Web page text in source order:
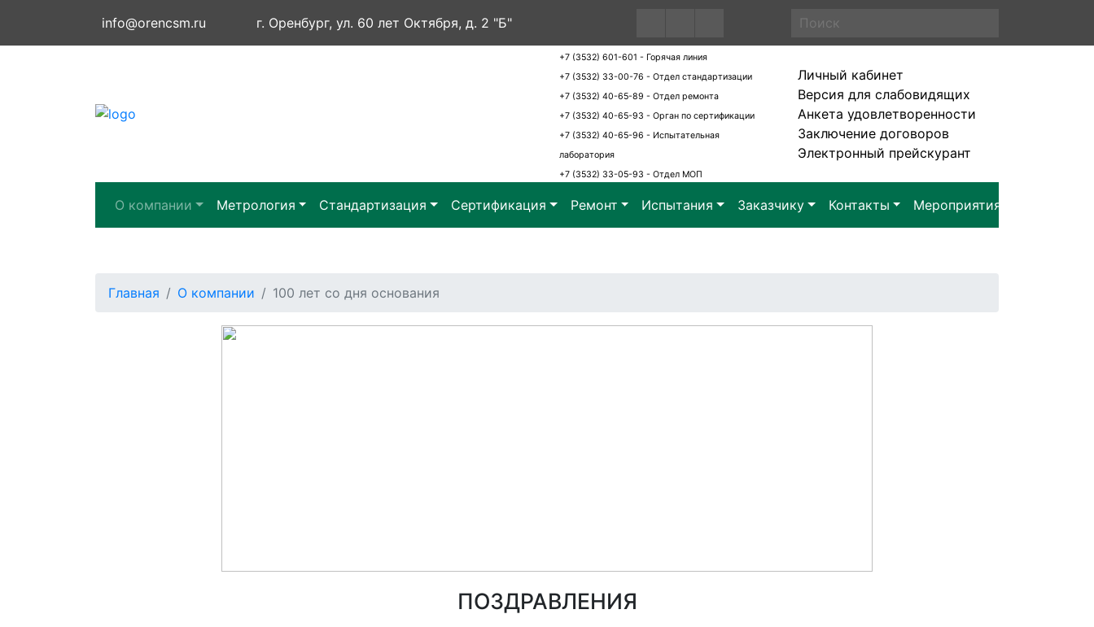
info@orencsm.ru г. Оренбург, ул. 60 лет Октября, д. 2 "Б"
+7 (3532) 601-601 - Горячая линия
+7 (3532) 33-00-76 - Отдел стандартизации
+7 (3532) 40-65-89 - Отдел ремонта
+7 (3532) 40-65-93 - Орган по сертификации
+7 (3532) 40-65-96 - Испытательная
лаборатория
+7 (3532) 33-05-93 - Отдел МОП
Личный кабинет
Версия для слабовидящих
Анкета удовлетворенности
Заключение договоров
Электронный прейскурант
О компании Метрология Стандартизация Сертификация Ремонт Испытания Заказчику Контакты Мероприятия
Главная О компании 100 лет со дня основания
ПОЗДРАВЛЕНИЯ